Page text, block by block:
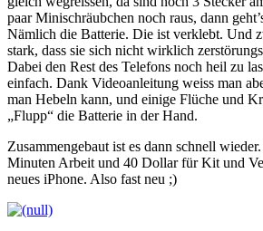
paar Minischräubchen noch raus, dann
Nämlich die Batterie. Die ist verklebt. Und
stark, dass sie sich nicht wirklich
Dabei den Rest des Telefons noch heil zu
einfach. Dank Videoanleitung weiss man
man Hebeln kann, und einige Flüche und
„Flupp“ die Batterie in der Hand.
Zusammengebaut ist es dann schnell
Minuten Arbeit und 40 Dollar für Kit und
neues iPhone. Also fast neu ;)